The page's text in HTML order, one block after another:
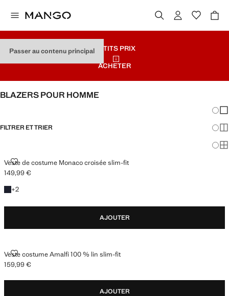
Passer au contenu principalPETITS PRIX
ACHETER
BLAZERS POUR HOMME
FILTRER ET TRIER
Veste de costume Monaco croisée slim-fit
VESTE DE COSTUME MONACO CROISÉE SLIM-FIT
Prix actuel [149,99 € ]
149,99 €
+2
+2 couleurs
AJOUTER
Veste costume Amalfi 100 % lin slim-fit
VESTE COSTUME AMALFI 100 % LIN SLIM-FIT
Prix actuel [159,99 € ]
159,99 €
AJOUTER